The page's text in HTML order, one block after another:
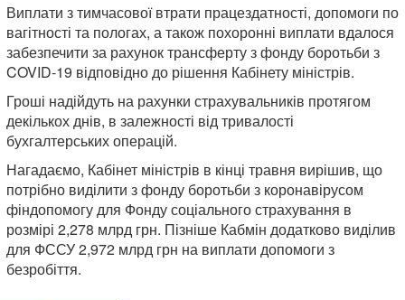
Виплати з тимчасової втрати працездатності, допомоги по
вагітності та пологах, а також похоронні виплати вдалося
забезпечити за рахунок трансферту з фонду боротьби з
COVID-19 відповідно до рішення Кабінету міністрів.
Гроші надійдуть на рахунки страхувальників протягом
декількох днів, в залежності від тривалості
бухгалтерських операцій.
Нагадаємо, Кабінет міністрів в кінці травня вирішив, що
потрібно виділити з фонду боротьби з коронавірусом
фіндопомогу для Фонду соціального страхування в
розмірі 2,278 млрд грн. Пізніше Кабмін додатково виділив
для ФССУ 2,972 млрд грн на виплати допомоги з
безробіття.